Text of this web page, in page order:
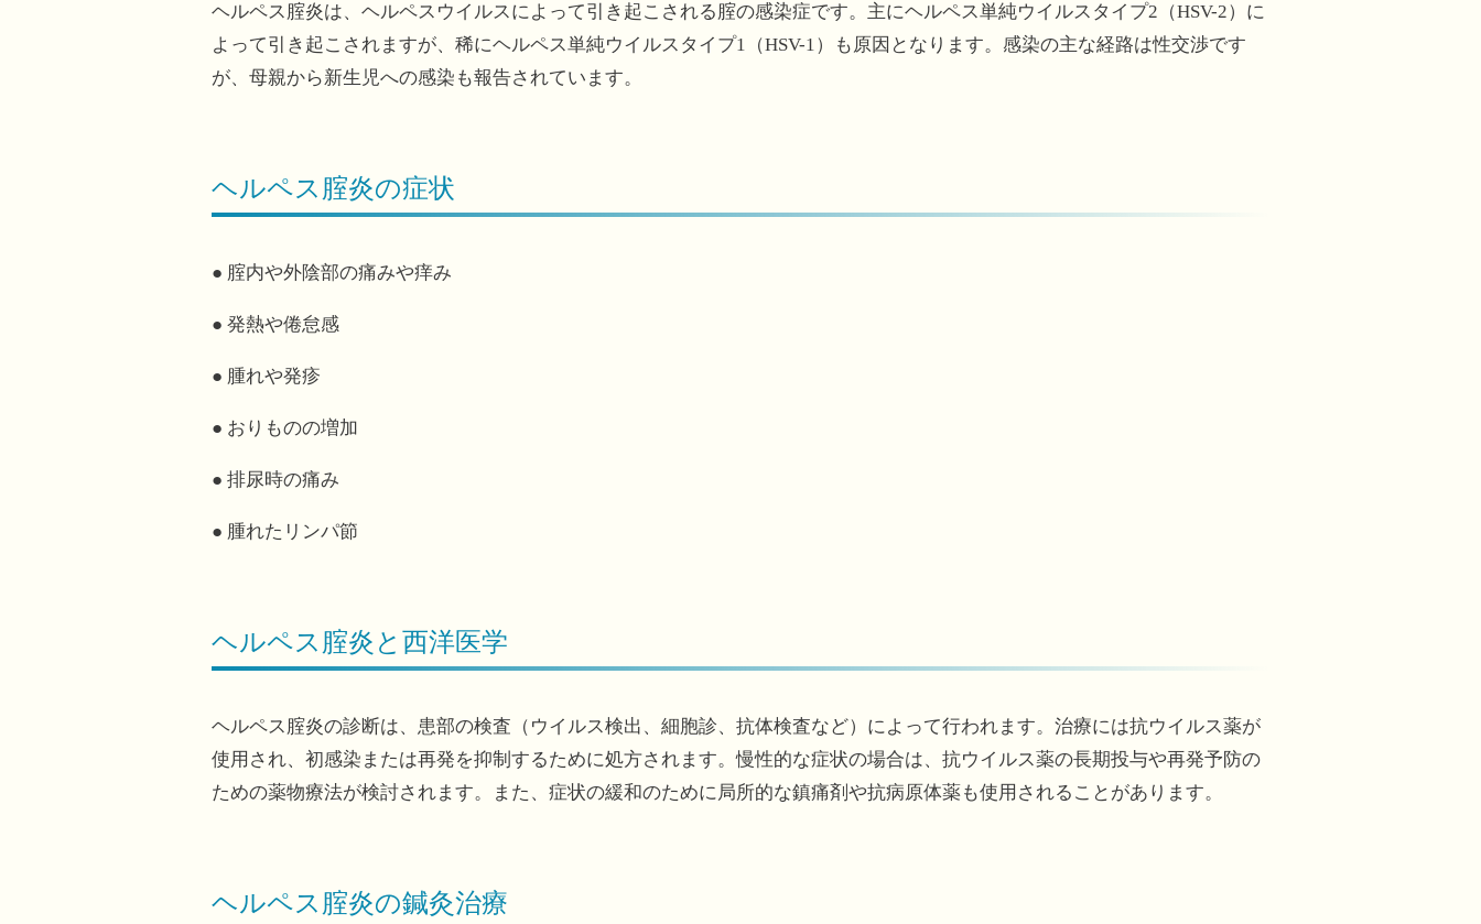
ヘルペス腟炎は、ヘルペスウイルスによって引き起こされる腟の感染症です。主にヘルペス単純ウイルスタイプ2（HSV-2）に
よって引き起こされますが、稀にヘルペス単純ウイルスタイプ1（HSV-1）も原因となります。感染の主な経路は性交渉です
が、母親から新生児への感染も報告されています。
ヘルペス腟炎の症状
● 腟内や外陰部の痛みや痒み
● 発熱や倦怠感
● 腫れや発疹
● おりものの増加
● 排尿時の痛み
● 腫れたリンパ節
ヘルペス腟炎と西洋医学
ヘルペス腟炎の診断は、患部の検査（ウイルス検出、細胞診、抗体検査など）によって行われます。治療には抗ウイルス薬が
使用され、初感染または再発を抑制するために処方されます。慢性的な症状の場合は、抗ウイルス薬の長期投与や再発予防の
ための薬物療法が検討されます。また、症状の緩和のために局所的な鎮痛剤や抗病原体薬も使用されることがあります。
ヘルペス腟炎の鍼灸治療